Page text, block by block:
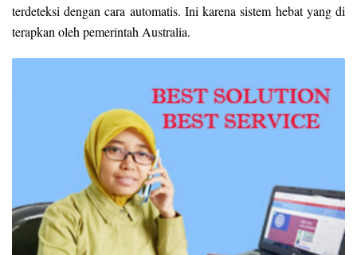
terdeteksi dengan cara automatis. Ini karena sistem hebat yang di
terapkan oleh pemerintah Australia.